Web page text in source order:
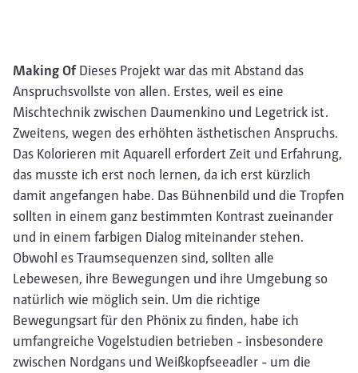
Making OfDieses Projekt war das mit Abstand das
Anspruchsvollste von allen. Erstes, weil es eine
Mischtechnik zwischen Daumenkino und Legetrick ist.
Zweitens, wegen des erhöhten ästhetischen Anspruchs.
Das Kolorieren mit Aquarell erfordert Zeit und Erfahrung,
das musste ich erst noch lernen, da ich erst kürzlich
damit angefangen habe. Das Bühnenbild und die Tropfen
sollten in einem ganz bestimmten Kontrast zueinander
und in einem farbigen Dialog miteinander stehen.
Obwohl es Traumsequenzen sind, sollten alle
Lebewesen, ihre Bewegungen und ihre Umgebung so
natürlich wie möglich sein. Um die richtige
Bewegungsart für den Phönix zu finden, habe ich
umfangreiche Vogelstudien betrieben - insbesondere
zwischen Nordgans und Weißkopfseeadler - um die